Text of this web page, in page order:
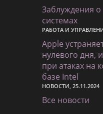
Заблуждения
системах
РАБОТА И
Apple
нулевого дня,
при атаках на
базе Intel
НОВОСТИ, 25.11.2024
Все новости